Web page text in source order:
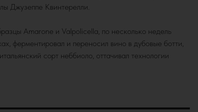
Джузеппе Квинтерелли.
Amarone и Valpolicella, по несколько недель
ферментировал и переносил вино в дубовые ботти,
сорт неббиоло, оттачивал технологии